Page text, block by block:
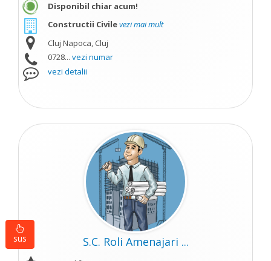
Disponibil chiar acum!
Constructii Civilevezi mai mult
Cluj Napoca, Cluj
0728... vezi numar
vezi detalii
S.C. Roli Amenajari ...
sus